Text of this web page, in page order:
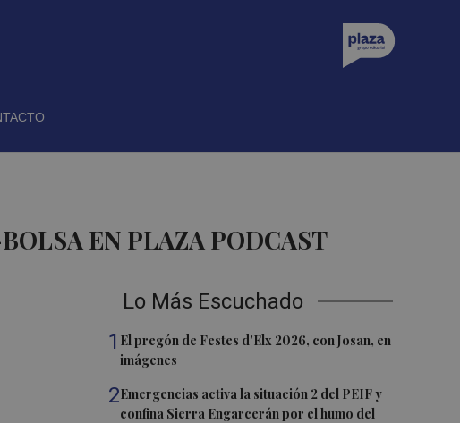
EN PLAZA PODCAST
Lo Más Escuchado
1 El pregón de Festes d'Elx 2026, con Josan, en
imágenes
2Emergencias activa la situación 2 del PEIF y
confina Sierra Engarcerán por el humo del